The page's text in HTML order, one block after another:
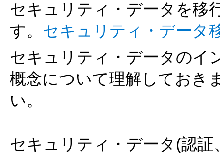
セキュリティ・データを移
す。 セキュリティ・データ
セキュリティ・データのイ
概念について理解しておき
い。
セキュリティ・データ(認